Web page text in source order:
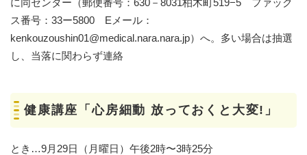
ス番号：33ー5800 Eメール：
kenkouzoushin01@medical.nara.nara.jp）へ。多い場合は抽選
し、当落に関わらず連絡
健康講座「心房細動 放っておくと大変!」
とき…9月29日（月曜日）午後2時〜3時25分